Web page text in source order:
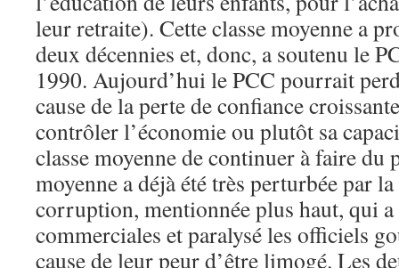
leur retraite). Cette classe moyenne a
deux décennies et, donc, a soutenu le
1990. Aujourd’hui le PCC pourrait
cause de la perte de confiance
contrôler l’économie ou plutôt sa
classe moyenne de continuer à faire du
moyenne a déjà été très perturbée par
corruption, mentionnée plus haut, qui a
commerciales et paralysé les officiels
cause de leur peur d’être limogé. Les